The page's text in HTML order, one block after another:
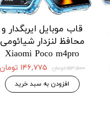
قاب موبایل ایربگدار و
محافظ لنزدار شیائومی
Xiaomi Poco m4pro
۱۵۴,۵۰۰ تومان ۱۴۶,۷۷۵ تومان
افزودن به سبد خرید